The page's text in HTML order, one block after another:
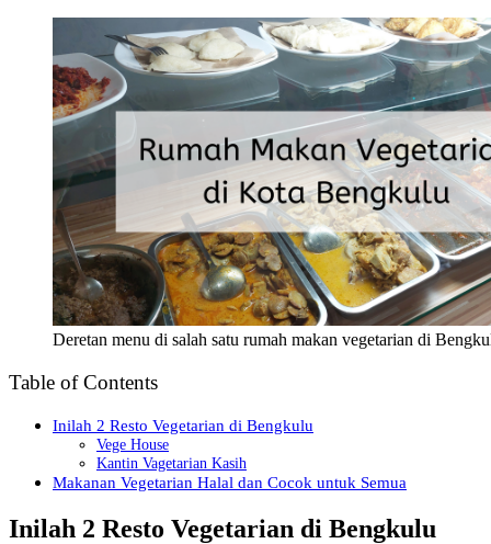
Deretan menu di salah satu rumah makan vegetarian di
Table of Contents
Inilah 2 Resto Vegetarian di Bengkulu
Vege House
Kantin Vagetarian Kasih
Makanan Vegetarian Halal dan Cocok untuk Semua
Inilah 2 Resto Vegetarian di Bengkulu